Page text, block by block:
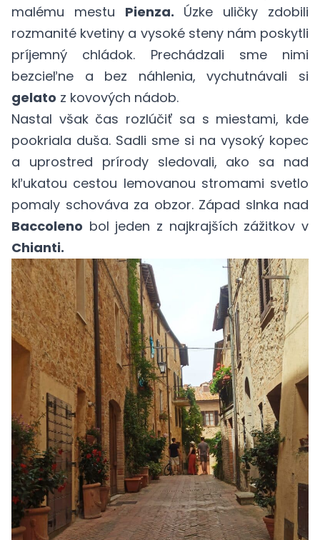
malému mestu Pienza. Úzke uličky zdobili
rozmanité kvetiny a vysoké steny nám poskytli
príjemný chládok. Prechádzali sme nimi
bezcieľne a bez náhlenia, vychutnávali si
gelato z kovových nádob.
Nastal však čas rozlúčiť sa s miestami, kde
pookriala duša. Sadli sme si na vysoký kopec
a uprostred prírody sledovali, ako sa nad
kľukatou cestou lemovanou stromami svetlo
pomaly schováva za obzor. Západ slnka nad
Baccoleno bol jeden z najkrajších zážitkov v
Chianti.